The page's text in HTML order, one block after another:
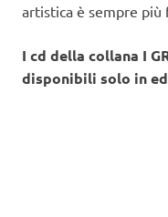
artistica è sempre più
I cd della collana I
disponibili solo in